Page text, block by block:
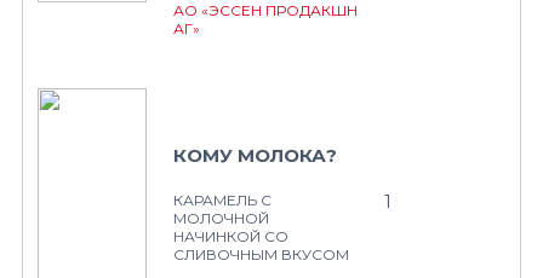
АО «ЭССЕН ПРОДАКШН
АГ»
КОМУ МОЛОКА?
КАРАМЕЛЬ С
МОЛОЧНОЙ
НАЧИНКОЙ СО
СЛИВОЧНЫМ ВКУСОМ
1